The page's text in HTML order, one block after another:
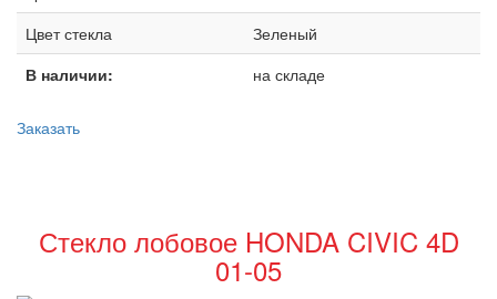
Цвет стекла
Зеленый
В наличии:
на складе
Заказать
Стекло лобовое HONDA CIVIC 4D
01-05